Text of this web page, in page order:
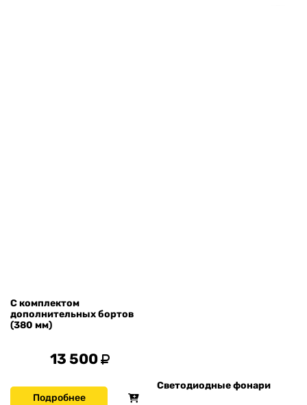
С комплектом
дополнительных бортов
(380 мм)
13 500
Подробнее
Светодиодные фонари